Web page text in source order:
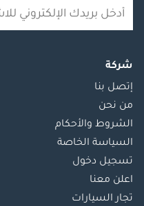
شركة
إتصل بنا
من نحن
الشروط والأحكام
السياسة الخاصة
تسجيل دخول
اعلن معنا
تجار السيارات